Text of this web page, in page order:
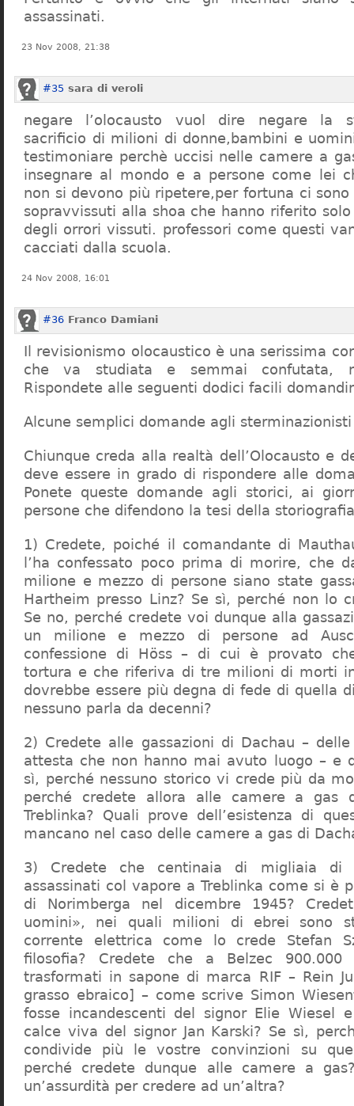
assassinati.
23 Nov 2008, 21:38
#35 sara di veroli
negare l’olocausto vuol dire negare la
sacrificio di milioni di donne,bambini e
testimoniare perchè uccisi nelle camere a
insegnare al mondo e a persone come lei
non si devono più ripetere,per fortuna ci
sopravvissuti alla shoa che hanno riferito
degli orrori vissuti. professori come questi
cacciati dalla scuola.
24 Nov 2008, 16:01
#36 Franco Damiani
Il revisionismo olocaustico è una serissima
che va studiata e semmai confutata,
Rispondete alle seguenti dodici facili
Alcune semplici domande agli sterminazionisti
Chiunque creda alla realtà dell’Olocausto e
deve essere in grado di rispondere alle
Ponete queste domande agli storici, ai
persone che difendono la tesi della
1) Credete, poiché il comandante di
l’ha confessato poco prima di morire, che
milione e mezzo di persone siano state
Hartheim presso Linz? Se sì, perché non lo
Se no, perché credete voi dunque alla
un milione e mezzo di persone ad
confessione di Höss – di cui è provato
tortura e che riferiva di tre milioni di morti
dovrebbe essere più degna di fede di quella
nessuno parla da decenni?
2) Credete alle gassazioni di Dachau –
attesta che non hanno mai avuto luogo – e
sì, perché nessuno storico vi crede più da
perché credete allora alle camere a gas
Treblinka? Quali prove dell’esistenza di
mancano nel caso delle camere a gas di
3) Credete che centinaia di migliaia di
assassinati col vapore a Treblinka come si è
di Norimberga nel dicembre 1945?
uomini», nei quali milioni di ebrei sono
corrente elettrica come lo crede Stefan
filosofia? Credete che a Belzec
trasformati in sapone di marca RIF – Rein
grasso ebraico] – come scrive Simon
fosse incandescenti del signor Elie Wiesel
calce viva del signor Jan Karski? Se sì,
condivide più le vostre convinzioni su
perché credete dunque alle camere a
un’assurdità per credere ad un’altra?